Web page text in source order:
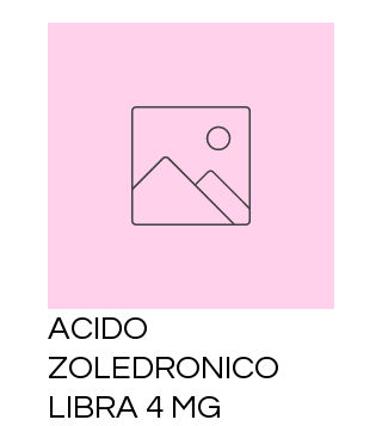
ACIDO
ZOLEDRONICO
LIBRA 4 MG